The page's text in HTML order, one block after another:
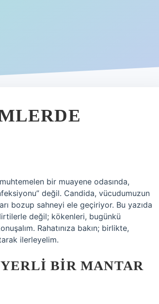
bir muayene odasında,
değil. Candida, vücudumuzun
bozup sahneyi ele geçiriyor. Bu yazıda
değil; kökenleri, bugünkü
Rahatınıza bakın; birlikte,
ilerleyelim.
BIR MANTAR